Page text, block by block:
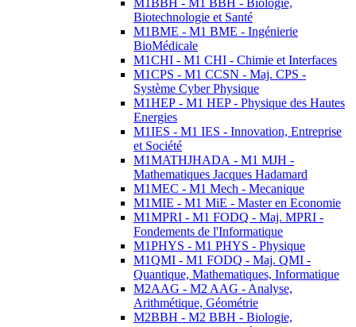
M1BBH - M1 BBH - Biologie,
Biotechnologie et Santé
M1BME - M1 BME - Ingénierie
BioMédicale
M1CHI - M1 CHI - Chimie et Interfaces
M1CPS - M1 CCSN - Maj. CPS -
Système Cyber Physique
M1HEP - M1 HEP - Physique des Hautes
Energies
M1IES - M1 IES - Innovation, Entreprise
et Société
M1MATHJHADA - M1 MJH -
Mathematiques Jacques Hadamard
M1MEC - M1 Mech - Mecanique
M1MIE - M1 MiE - Master en Economie
M1MPRI - M1 FODQ - Maj. MPRI -
Fondements de l'Informatique
M1PHYS - M1 PHYS - Physique
M1QMI - M1 FODQ - Maj. QMI -
Quantique, Mathematiques, Informatique
M2AAG - M2 AAG - Analyse,
Arithmétique, Géométrie
M2BBH - M2 BBH - Biologie,